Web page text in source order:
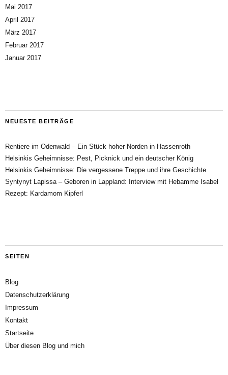
Mai 2017
April 2017
März 2017
Februar 2017
Januar 2017
NEUESTE BEITRÄGE
Rentiere im Odenwald – Ein Stück hoher Norden in Hassenroth
Helsinkis Geheimnisse: Pest, Picknick und ein deutscher König
Helsinkis Geheimnisse: Die vergessene Treppe und ihre Geschichte
Syntynyt Lapissa – Geboren in Lappland: Interview mit Hebamme Isabel
Rezept: Kardamom Kipferl
SEITEN
Blog
Datenschutzerklärung
Impressum
Kontakt
Startseite
Über diesen Blog und mich